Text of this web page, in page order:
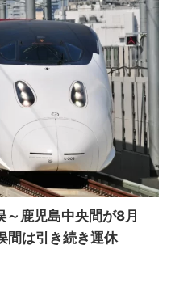
～鹿児島中央間が8月
間は引き続き運休